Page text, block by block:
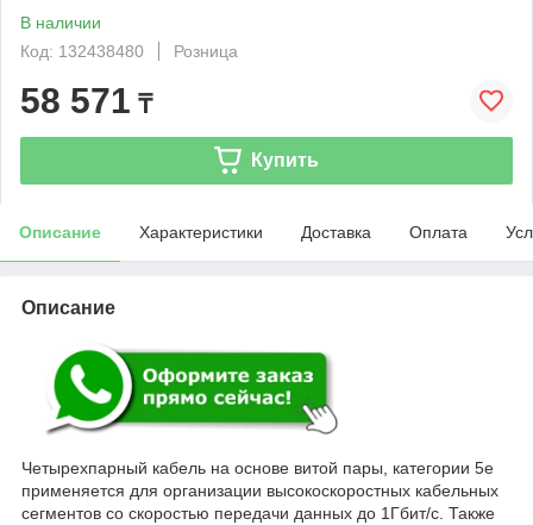
В наличии
Код: 132438480
Розница
58 571 ₸
Купить
Описание Характеристики Доставка Оплата
Описание
Четырехпарный кабель на основе витой пары, категории 5e
применяется для организации высокоскоростных кабельных
сегментов со скоростью передачи данных до 1Гбит/c. Также